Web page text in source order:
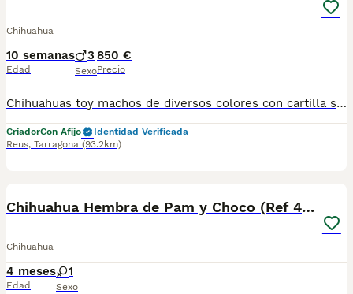
Chihuahua
10 semanas
Edad
3
Sexo
850 €
Precio
Chihuahuas toy machos de diversos colores con cartilla sanitaria vacuna chip desparasitación con garantía víricas y congenitas
CriadorCon Afijo
Identidad Verificada
Reus, Tarragona (93.2km)
Chihuahua Hembra de Pam y Choco (Ref 4143)
Chihuahua
4 meses
Edad
1
Sexo